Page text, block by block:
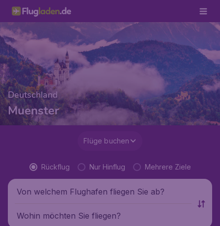
Deutschland
Muenster
Flüge buchen
Rückflug Nur Hinflug Mehrere Ziele
Von welchem Flughafen fliegen Sie ab?
Wohin möchten Sie fliegen?